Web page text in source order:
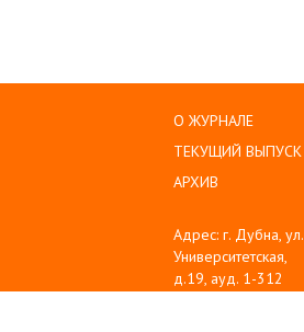
О ЖУРНАЛЕ
ТЕКУЩИЙ ВЫПУСК
АРХИВ
Адрес: г. Дубна, ул.
Университетская,
д.19, ауд. 1-312